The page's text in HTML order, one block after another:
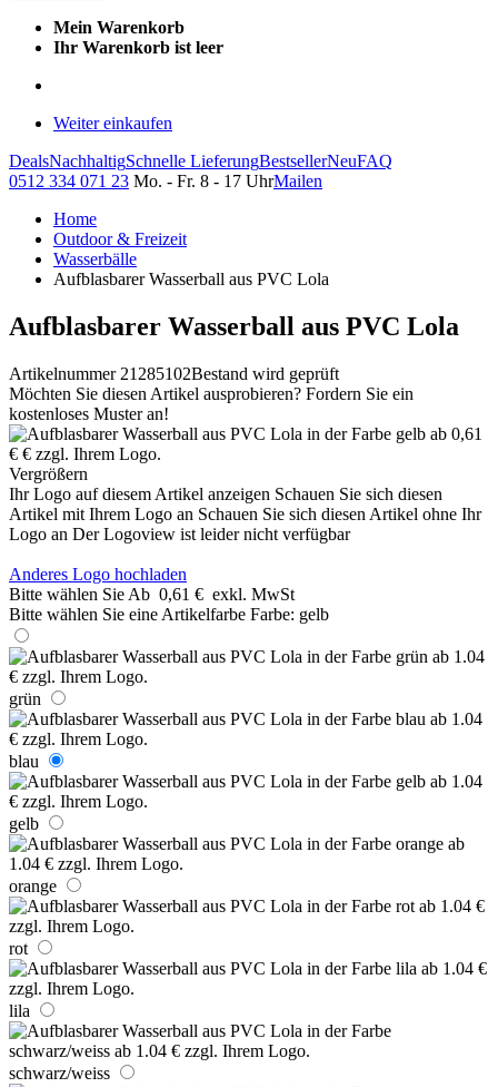
Mein Warenkorb
Ihr Warenkorb ist leer
Weiter einkaufen
DealsNachhaltigSchnelle LieferungBestsellerNeuFAQ
0512 334 071 23 Mo. - Fr. 8 - 17 UhrMailen
Home
Outdoor & Freizeit
Wasserbälle
Aufblasbarer Wasserball aus PVC Lola
Aufblasbarer Wasserball aus PVC Lola
Artikelnummer 21285102Bestand wird geprüft
Möchten Sie diesen Artikel ausprobieren? Fordern Sie ein
kostenloses Muster an!
Vergrößern
Ihr Logo auf diesem Artikel anzeigen Schauen Sie sich diesen
Artikel mit Ihrem Logo an Schauen Sie sich diesen Artikel ohne Ihr
Logo an Der Logoview ist leider nicht verfügbar
Anderes Logo hochladen
Bitte wählen Sie Ab 0,61 € exkl. MwSt
Bitte wählen Sie eine Artikelfarbe Farbe: gelb
grün
blau
gelb
orange
rot
lila
schwarz/weiss